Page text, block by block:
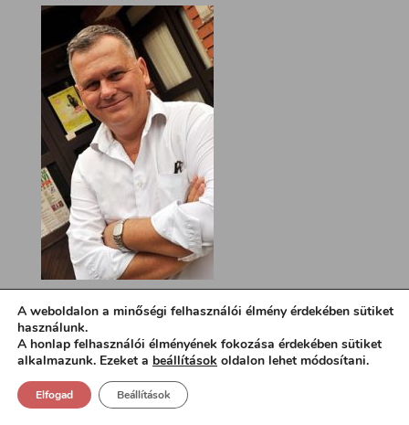
A weboldalon a minőségi felhasználói élmény érdekében sütiket
használunk.
A honlap felhasználói élményének fokozása érdekében sütiket
alkalmazunk. Ezeket a beállítások oldalon lehet módosítani.
Elfogad Beállítások